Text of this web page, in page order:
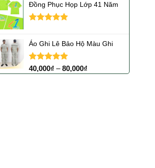
hạng 5.00
5 sao
Đồng Phục Họp Lớp 41 Năm
5 sao
Áo Ghi Lê Bảo Hộ Màu Ghi
Được xếp
hạng5.00
40,000₫ –80,000₫